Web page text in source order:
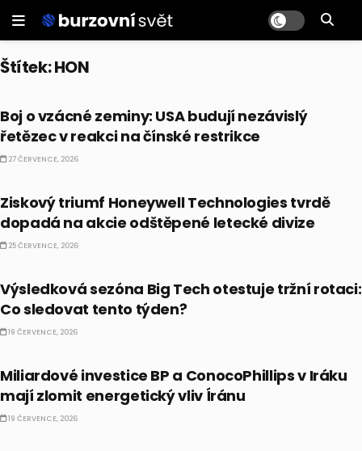
Štítek:HON
Boj o vzácné zeminy: USA budují nezávislý
řetězec v reakci na čínské restrikce
27 ČERVENCE, 2026
Ziskový triumf Honeywell Technologies tvrdě
dopadá na akcie odštěpené letecké divize
25 ČERVENCE, 2026
Výsledková sezóna Big Tech otestuje tržní rotaci:
Co sledovat tento týden?
19 ČERVENCE, 2026
Miliardové investice BP a ConocoPhillips v Iráku
mají zlomit energetický vliv Íránu
19 ČERVENCE, 2026